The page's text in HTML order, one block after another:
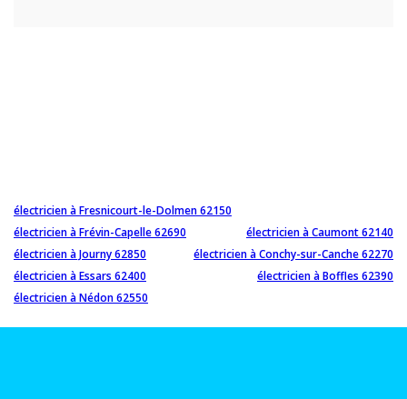
électricien à Fresnicourt-le-Dolmen 62150
électricien à Frévin-Capelle 62690
électricien à Caumont 62140
électricien à Journy 62850
électricien à Conchy-sur-Canche 62270
électricien à Essars 62400
électricien à Boffles 62390
électricien à Nédon 62550